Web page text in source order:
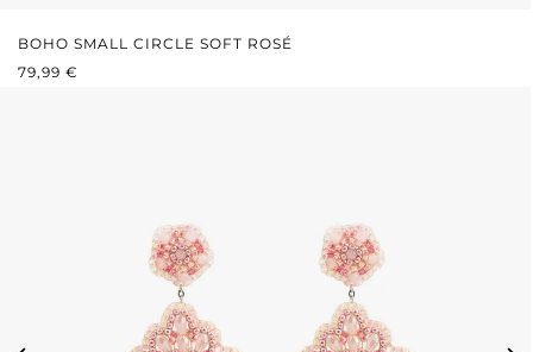
BOHO SMALL CIRCLE SOFT ROSÉ
PRIX RÉGULIER :
79,99 €